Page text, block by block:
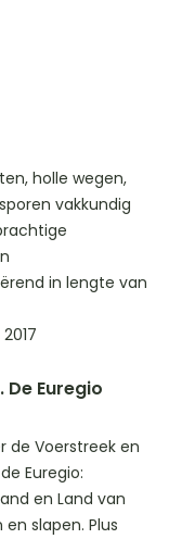
holle wegen,
vakkundig
in lengte van
De Euregio
de Voerstreek en
Euregio:
en Land van
slapen. Plus